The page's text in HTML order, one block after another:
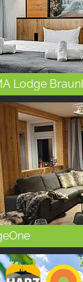
Lodge
це,
веб-
Ltd.
та